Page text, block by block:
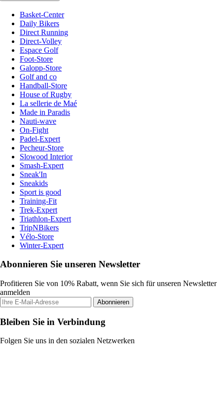
Basket-Center
Daily Bikers
Direct Running
Direct-Volley
Espace Golf
Foot-Store
Galopp-Store
Golf and co
Handball-Store
House of Rugby
La sellerie de Maé
Made in Paradis
Nauti-wave
On-Fight
Padel-Expert
Pecheur-Store
Slowood Interior
Smash-Expert
Sneak'In
Sneakids
Sport is good
Training-Fit
Trek-Expert
Triathlon-Expert
TripNBikers
Vélo-Store
Winter-Expert
Abonnieren Sie unseren Newsletter
Profitieren Sie von 10% Rabatt, wenn Sie sich für unseren Newsletter
anmelden
Abonnieren
Bleiben Sie in Verbindung
Folgen Sie uns in den sozialen Netzwerken